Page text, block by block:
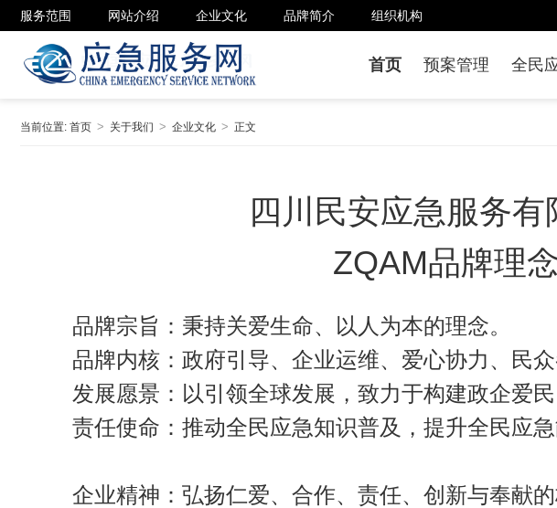
服务范围 网站介绍 企业文化 品牌简介 组织机构
首页 预案管理 全民
当前位置: 首页 关于我们 企业文化 正文
四川民安应急服务有
ZQAM品牌理念
品牌宗旨：秉持关爱生命、以人为本的理念。
品牌内核：政府引导、 企业运维、 爱心协力、 民
发展愿景：以引领全球发展，致力于构建政企爱
责任使命：推动全民应急知识普及，提升全民应急
企业精神：弘扬仁爱、合作、责任、创新与奉献的